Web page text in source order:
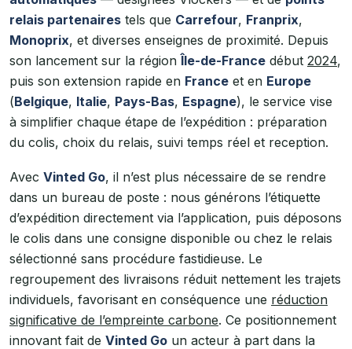
relais partenaires tels que Carrefour, Franprix,
Monoprix, et diverses enseignes de proximité. Depuis
son lancement sur la régionÎle-de-France début 2024,
puis son extension rapide en France et en Europe
(Belgique, Italie, Pays-Bas, Espagne), le service vise
à simplifier chaque étape de l’expédition : préparation
du colis, choix du relais, suivi temps réel et reception.
Avec Vinted Go, il n’est plus nécessaire de se rendre
dans un bureau de poste : nous générons l’étiquette
d’expédition directement via l’application, puis déposons
le colis dans une consigne disponible ou chez le relais
sélectionné sans procédure fastidieuse. Le
regroupement des livraisons réduit nettement les trajets
individuels, favorisant en conséquence une réduction
significative de l’empreinte carbone. Ce positionnement
innovant fait de Vinted Go un acteur à part dans la